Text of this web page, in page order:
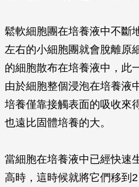
鬆軟細胞團在培養液中不斷
左右的小細胞團就會脫離原
的細胞散布在培養液中，此
由於細胞整個浸泡在培養液
培養僅靠接觸表面的吸收來
也遠比固體培養的大。
當細胞在培養液中已經快速
高時，這時候就將它們移到